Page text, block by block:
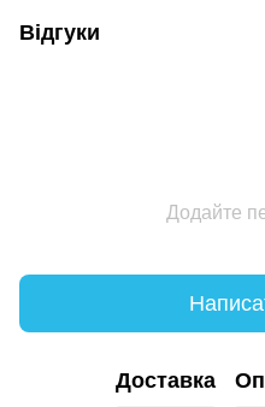
Відгуки
Додайте
Доставка